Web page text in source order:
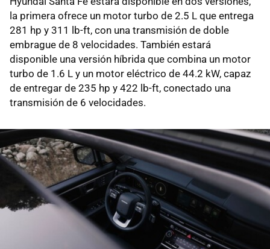
la primera ofrece un motor turbo de 2.5 L que entrega
281 hp y 311 lb-ft, con una transmisión de doble
embrague de 8 velocidades. También estará
disponible una versión híbrida que combina un motor
turbo de 1.6 L y un motor eléctrico de 44.2 kW, capaz
de entregar de 235 hp y 422 lb-ft, conectado una
transmisión de 6 velocidades.